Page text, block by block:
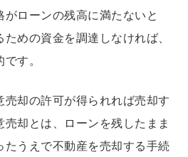
ローンの残高に満たないと
めの資金を調達しなければ、
す。
売却の許可が得られれば売却す
却とは、ローンを残したまま
たうえで不動産を売却する手続